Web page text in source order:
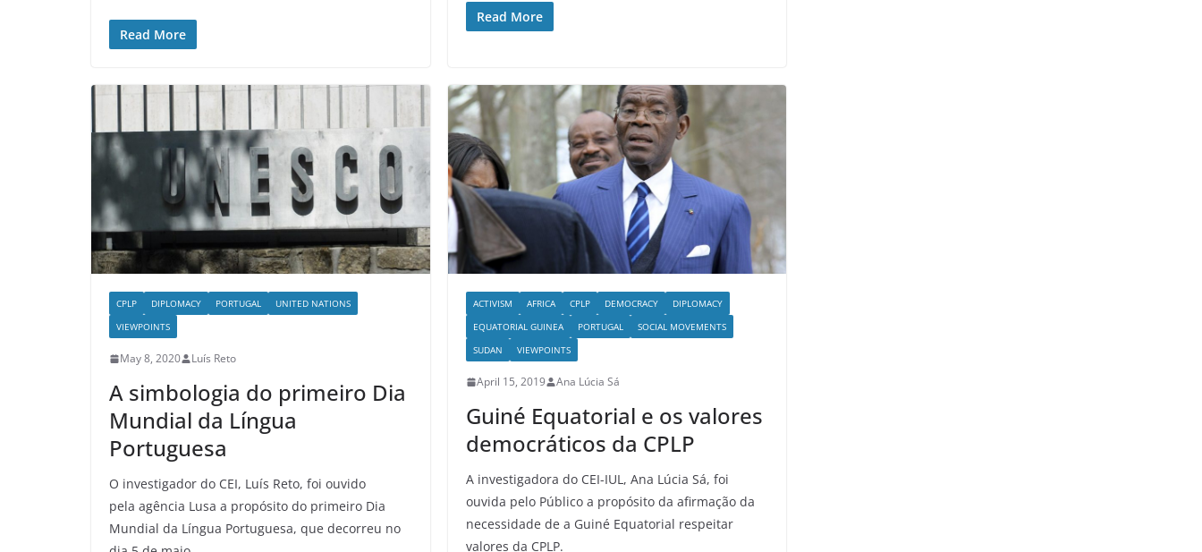
Read More
Read More
CPLP DIPLOMACY PORTUGAL
UNITED NATIONS
VIEWPOINTS
May 8, 2020 Luís Reto
A simbologia do primeiro Dia
Mundial da Língua
Portuguesa
O investigador do CEI, Luís Reto, foi ouvido
pela agência Lusa a propósito do primeiro Dia
Mundial da Língua Portuguesa, que decorreu no
ACTIVISM AFRICA CPLP DEMOCRACY
DIPLOMACY
EQUATORIAL GUINEA
PORTUGAL
SOCIAL MOVEMENTS
SUDAN
VIEWPOINTS
April 15, 2019 Ana Lúcia Sá
Guiné Equatorial e os valores
democráticos da CPLP
A investigadora do CEI-IUL, Ana Lúcia Sá, foi
ouvida pelo Público a propósito da afirmação da
necessidade de a Guiné Equatorial respeitar
valores da CPLP.